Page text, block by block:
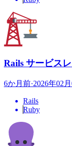
Rails サービス
6か月前·2026年02月
Rails
Ruby